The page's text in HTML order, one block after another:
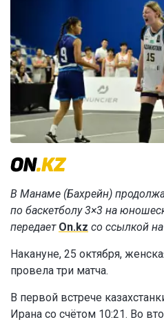
В Манаме (Бахрейн)
по баскетболу 3×3 на
передает On.kz со ссылкой на
Накануне, 25 октября,
провела три матча.
В первой встрече
Ирана со счётом 10:21. Во